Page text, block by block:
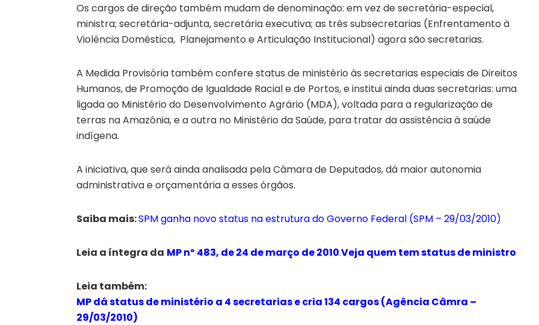
Os cargos de direção também mudam de denominação: em vez de secretária-especial,
ministra; secretária-adjunta, secretária executiva; as três subsecretarias (Enfrentamento à
Violência Doméstica, Planejamento e Articulação Institucional) agora são secretarias.
A Medida Provisória também confere status de ministério às secretarias especiais de Direitos
Humanos, de Promoção de Igualdade Racial e de Portos, e institui ainda duas secretarias: uma
ligada ao Ministério do Desenvolvimento Agrário (MDA), voltada para a regularização de
terras na Amazônia, e a outra no Ministério da Saúde, para tratar da assistência à saúde
indígena.
A iniciativa, que será ainda analisada pela Câmara de Deputados, dá maior autonomia
administrativa e orçamentária a esses órgãos.
Saiba mais:SPM ganha novo status na estrutura do Governo Federal (SPM – 29/03/2010)
Leia a íntegra da MP nº 483, de 24 de março de 2010.Veja quem tem status de ministro
Leia também:
MP dá status de ministério a 4 secretarias e cria 134 cargos (Agência Câmra –
29/03/2010)